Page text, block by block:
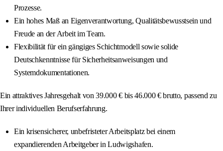
Prozesse.
Ein hohes Maß an Eigenverantwortung, Qualitätsbewusstsein und
Freude an der Arbeit im Team.
Flexibilität für ein gängiges Schichtmodell sowie solide
Deutschkenntnisse für Sicherheitsanweisungen und
Systemdokumentationen.
Ein attraktives Jahresgehalt von 39.000 € bis 46.000 € brutto, passend zu
Ihrer individuellen Berufserfahrung.
Ein krisensicherer, unbefristeter Arbeitsplatz bei einem
expandierenden Arbeitgeber in Ludwigshafen.